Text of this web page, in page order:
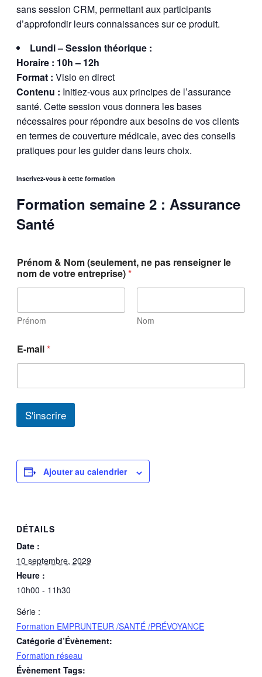
sans session CRM, permettant aux participants
d’approfondir leurs connaissances sur ce produit.
Lundi – Session théorique :
Horaire : 10h – 12h
Format : Visio en direct
Contenu : Initiez-vous aux principes de l’assurance
santé. Cette session vous donnera les bases
nécessaires pour répondre aux besoins de vos clients
en termes de couverture médicale, avec des conseils
pratiques pour les guider dans leurs choix.
Inscrivez-vous à cette formation
Formation semaine 2 : Assurance
Santé
Prénom & Nom (seulement, ne pas renseigner le
nom de votre entreprise)*
Prénom Nom
E-mail*
S'inscrire
Ajouter au calendrier
DÉTAILS
Date :
10 septembre, 2029
Heure :
10h00 - 11h30
Série :
Formation EMPRUNTEUR /SANTÉ /PRÉVOYANCE
Catégorie d’Évènement:
Formation réseau
Évènement Tags: